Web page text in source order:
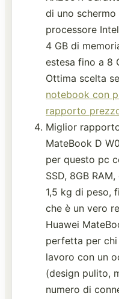
di uno
processore
4 GB di
estesa fino a 8
Ottima scelta
notebook con
rapporto
Miglior
MateBook D
per questo pc
SSD, 8GB
1,5 kg di peso,
che è un vero
Huawei
perfetta per
lavoro con un
(design pulito,
numero di